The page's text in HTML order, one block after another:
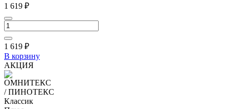
1 619 ₽
1 619 ₽
В корзину
АКЦИЯ